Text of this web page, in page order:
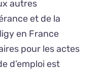
autres
et de la
en France
pour les actes
d’emploi est